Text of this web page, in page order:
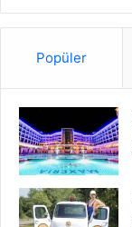
Popüler